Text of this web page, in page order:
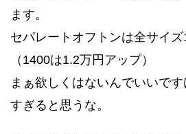
ます。
セパレートオフトンは全サイズ
（1400は1.2万円アップ）
まぁ欲しくはないんでいいで
すぎると思うな。